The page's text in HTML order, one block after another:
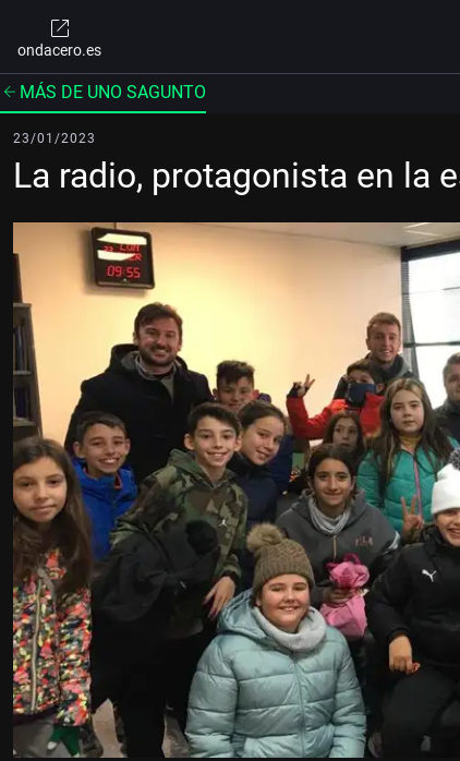
ondacero.es
MÁS DE UNO SAGUNTO
23/01/2023
La radio, protagonista en la